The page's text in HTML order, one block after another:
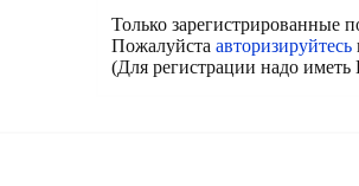
Только зарегистрированные
Пожалуйста авторизируйтесь
(Для регистрации надо